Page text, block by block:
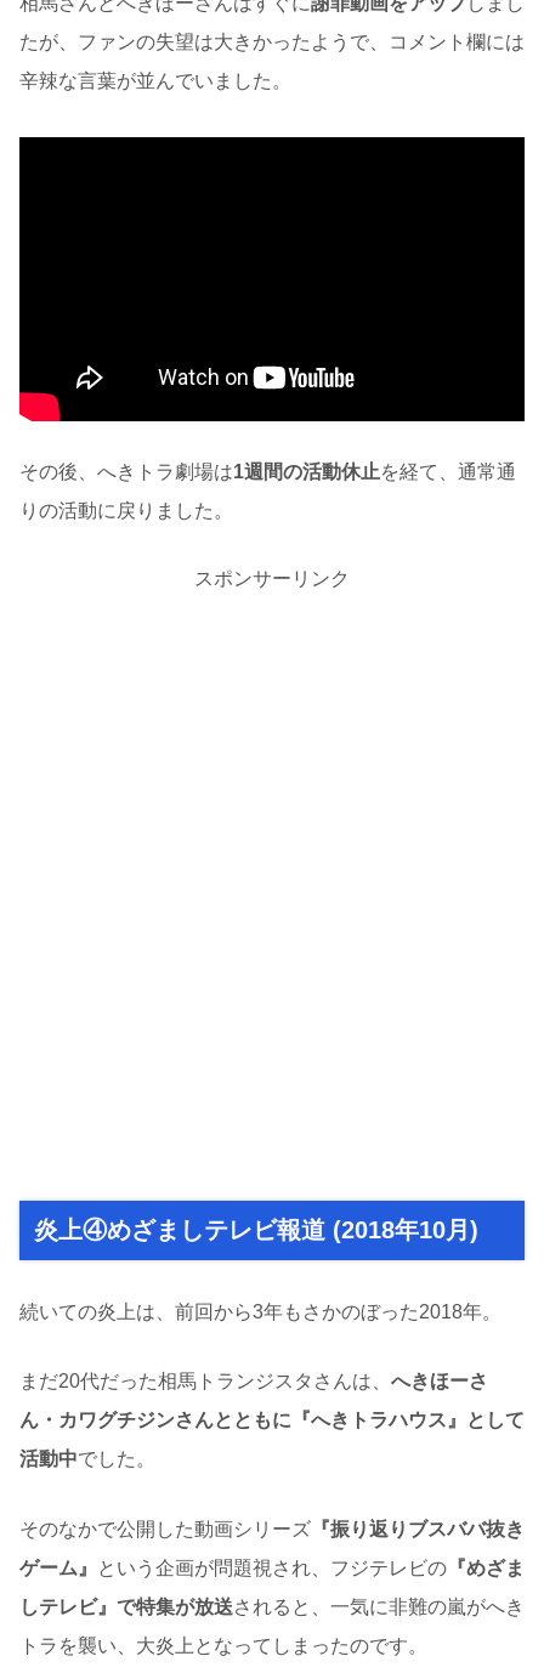
たが、ファンの失望は大きかったようで、コメント欄には
辛辣な言葉が並んでいました。
その後、へきトラ劇場は1週間の活動休止を経て、通常通
りの活動に戻りました。
スポンサーリンク
炎上④めざましテレビ報道 (2018年10月)
続いての炎上は、前回から3年もさかのぼった2018年。
まだ20代だった相馬トランジスタさんは、 へきほーさ
ん・カワグチジンさんとともに『へきトラハウス』として
活動中でした。
そのなかで公開した動画シリーズ 『振り返りブスババ抜き
ゲーム』
という企画が問題視され、フジテレビの 『めざま
しテレビ』で特集が放送されると、一気に非難の嵐がへき
トラを襲い、大炎上となってしまったのです。